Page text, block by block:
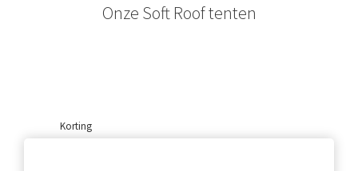
Onze Soft Roof tenten
Korting